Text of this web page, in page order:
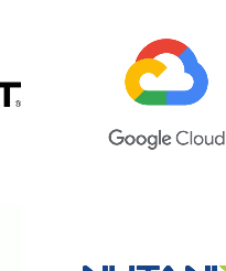
Google Cloud